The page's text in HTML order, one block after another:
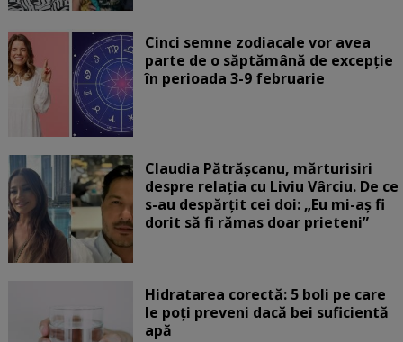
Cinci semne zodiacale vor avea
parte de o săptămână de excepție
în perioada 3-9 februarie
Claudia Pătrășcanu, mărturisiri
despre relația cu Liviu Vârciu. De ce
s-au despărțit cei doi: „Eu mi-aș fi
dorit să fi rămas doar prieteni”
Hidratarea corectă: 5 boli pe care
le poți preveni dacă bei suficientă
apă